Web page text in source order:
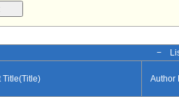
−
Title(Title) Author